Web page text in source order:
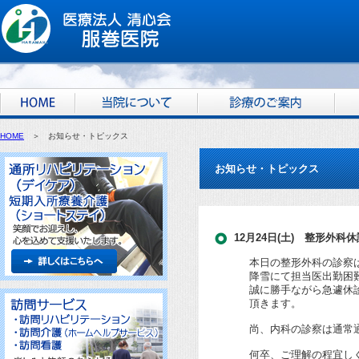
HOME ＞ お知らせ・トピックス
お知らせ・トピックス
12月24日(土) 整形外科休
本日の整形外科の診察
降雪にて担当医出勤困
誠に勝手ながら急遽休
頂きます。
尚、内科の診察は通常
何卒、ご理解の程宜し